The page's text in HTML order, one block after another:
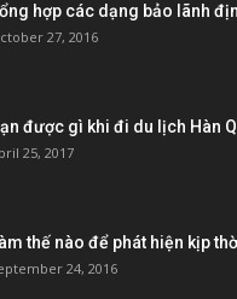
hợp các dạng bảo lãnh
27, 2016
được gì khi đi du lịch Hàn
25, 2017
thế nào để phát hiện kịp
24, 2016